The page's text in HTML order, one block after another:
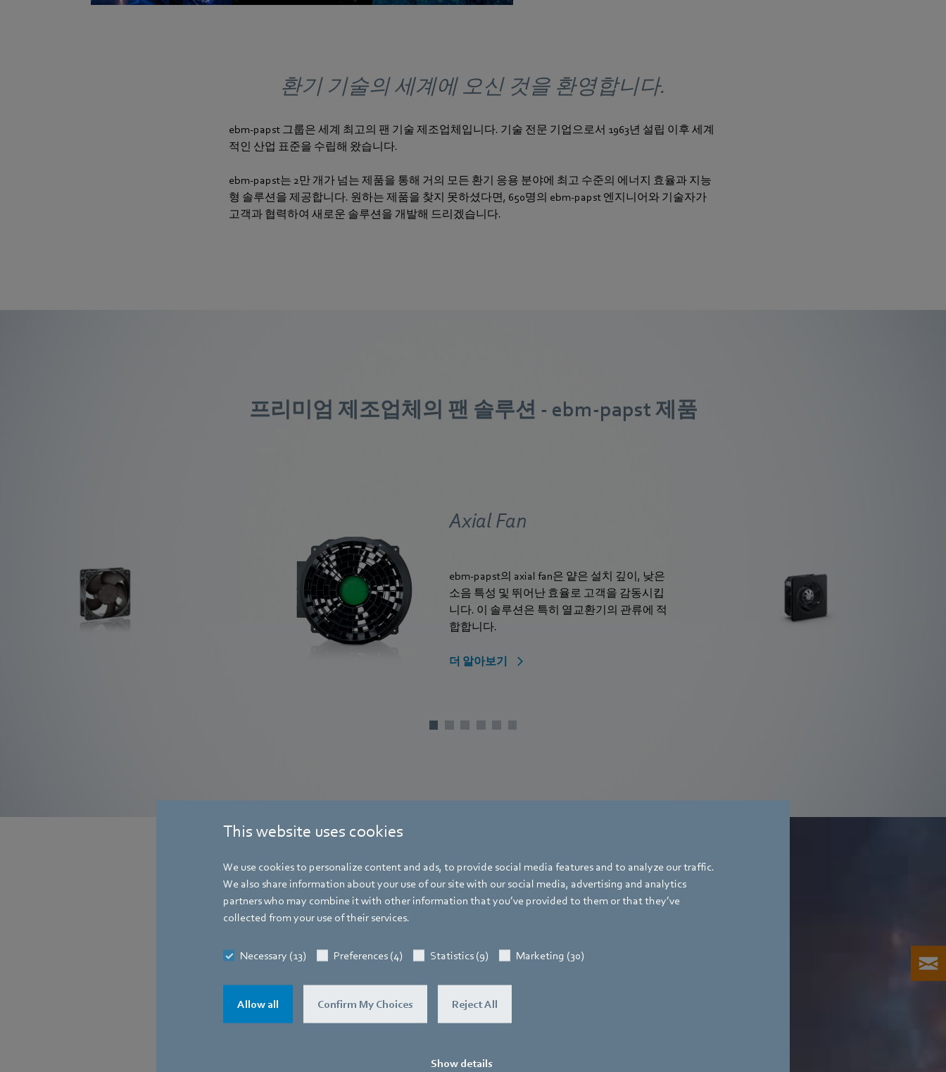
This website uses cookies
We use cookies to personalize content and ads, to provide social media features and to analyze our traffic.
We also share information about your use of our site with our social media, advertising and analytics
partners who may combine it with other information that you’ve provided to them or that they’ve
collected from your use of their services.
Necessary (13) Preferences (4) Statistics (9) Marketing (30)
Allow all Confirm My Choices Reject All
Show details
환기 기술의 세계에 오신 것을 환영합니다.
ebm‑papst 그룹은 세계 최고의 팬 기술 제조업체입니다. 기술 전문 기업으로서 1963년 설립 이후 세계
적인 산업 표준을 수립해 왔습니다.
ebm‑papst는 2만 개가 넘는 제품을 통해 거의 모든 환기 응용 분야에 최고 수준의 에너지 효율과 지능
형 솔루션을 제공합니다. 원하는 제품을 찾지 못하셨다면, 650명의 ebm‑papst 엔지니어와 기술자가
고객과 협력하여 새로운 솔루션을 개발해 드리겠습니다.
프리미엄 제조업체의 팬 솔루션 - ebm‑papst 제품
Axial Fan
ebm‑papst의 axial fan은 얕은 설치 깊이, 낮은
소음 특성 및 뛰어난 효율로 고객을 감동시킵
니다. 이 솔루션은 특히 열교환기의 관류에 적
합합니다.
더 알아보기